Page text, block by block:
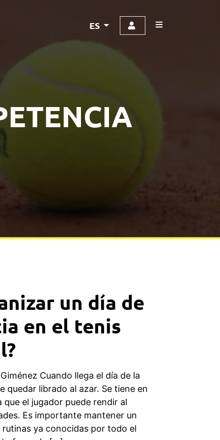
ES
un día de
en el tenis
Cuando llega el día de la
quedar librado al azar. Se tiene en
el jugador puede rendir al
Es importante mantener un
ya conocidas por todo el